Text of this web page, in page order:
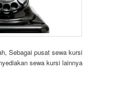
Sebagai pusat sewa kursi
sewa kursi lainnya